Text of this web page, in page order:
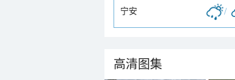
宁安 /
高清图集